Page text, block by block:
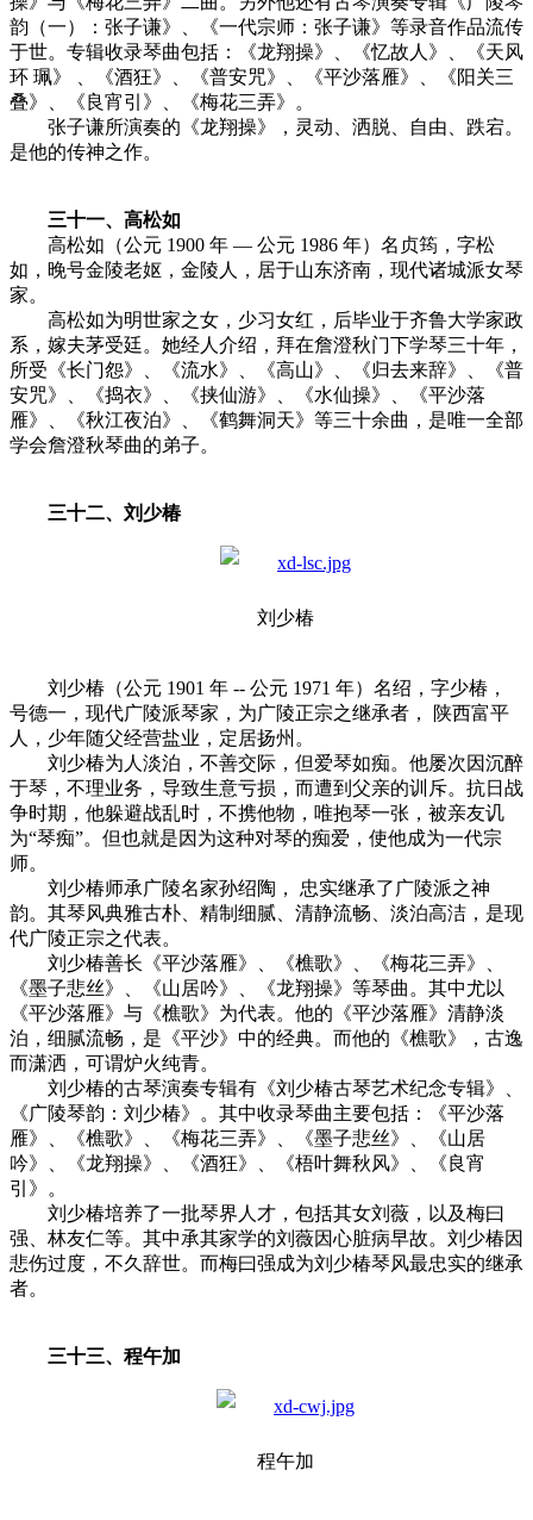
韵（一）：张子谦》、《一代宗师：张子谦》等录音作品流传
于世。专辑收录琴曲包括：《龙翔操》、《忆故人》、《天风
环 珮》 、《酒狂》、《普安咒》、《平沙落雁》、《阳关三
叠》、《良宵引》、《梅花三弄》。
张子谦所演奏的《龙翔操》，灵动、洒脱、自由、跌宕。
是他的传神之作。
三十一、高松如
高松如（公元 1900 年 — 公元 1986 年）名贞筠，字松
如，晚号金陵老妪，金陵人，居于山东济南，现代诸城派女琴
家。
高松如为明世家之女，少习女红，后毕业于齐鲁大学家政
系，嫁夫茅受廷。她经人介绍，拜在詹澄秋门下学琴三十年，
所受《长门怨》、《流水》、《高山》、《归去来辞》、《普
安咒》、《捣衣》、《挟仙游》、《水仙操》、《平沙落
雁》、《秋江夜泊》、《鹤舞洞天》等三十余曲，是唯一全部
学会詹澄秋琴曲的弟子。
三十二、刘少椿
刘少椿
刘少椿（公元 1901 年 -- 公元 1971 年）名绍，字少椿，
号德一，现代广陵派琴家，为广陵正宗之继承者， 陕西富平
人，少年随父经营盐业，定居扬州。
刘少椿为人淡泊，不善交际，但爱琴如痴。他屡次因沉醉
于琴，不理业务，导致生意亏损，而遭到父亲的训斥。抗日战
争时期，他躲避战乱时，不携他物，唯抱琴一张，被亲友讥
为“琴痴”。但也就是因为这种对琴的痴爱，使他成为一代宗
师。
刘少椿师承广陵名家孙绍陶， 忠实继承了广陵派之神
韵。其琴风典雅古朴、精制细腻、清静流畅、淡泊高洁，是现
代广陵正宗之代表。
刘少椿善长《平沙落雁》、《樵歌》、《梅花三弄》、
《墨子悲丝》、《山居吟》、《龙翔操》等琴曲。其中尤以
《平沙落雁》与《樵歌》为代表。他的《平沙落雁》清静淡
泊，细腻流畅，是《平沙》中的经典。而他的《樵歌》，古逸
而潇洒，可谓炉火纯青。
刘少椿的古琴演奏专辑有《刘少椿古琴艺术纪念专辑》、
《广陵琴韵：刘少椿》。其中收录琴曲主要包括：《平沙落
雁》、《樵歌》、《梅花三弄》、《墨子悲丝》、《山居
吟》、《龙翔操》、《酒狂》、《梧叶舞秋风》、《良宵
引》。
刘少椿培养了一批琴界人才，包括其女刘薇，以及梅曰
强、林友仁等。其中承其家学的刘薇因心脏病早故。刘少椿因
悲伤过度，不久辞世。而梅曰强成为刘少椿琴风最忠实的继承
者。
三十三、程午加
程午加